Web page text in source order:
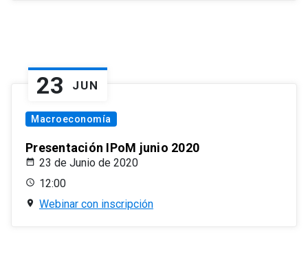
23 JUN
Macroeconomía
Presentación IPoM junio 2020
23 de Junio de 2020
12:00
Webinar con inscripción